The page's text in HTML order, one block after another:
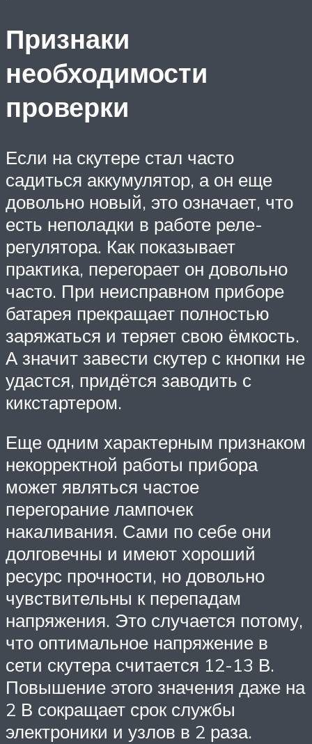
Признаки
необходимости
проверки
Если на скутере стал часто
садиться аккумулятор, а он еще
довольно новый, это означает, что
есть неполадки в работе реле-
регулятора. Как показывает
практика, перегорает он довольно
часто. При неисправном приборе
батарея прекращает полностью
заряжаться и теряет свою ёмкость.
А значит завести скутер с кнопки не
удастся, придётся заводить с
кикстартером.
Еще одним характерным признаком
некорректной работы прибора
может являться частое
перегорание лампочек
накаливания. Сами по себе они
долговечны и имеют хороший
ресурс прочности, но довольно
чувствительны к перепадам
напряжения. Это случается потому,
что оптимальное напряжение в
сети скутера считается 12-13 В.
Повышение этого значения даже на
2 В сокращает срок службы
электроники и узлов в 2 раза.